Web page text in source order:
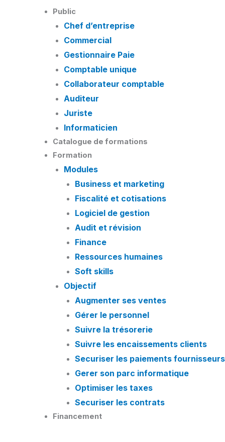
Public
Chef d’entreprise
Commercial
Gestionnaire Paie
Comptable unique
Collaborateur comptable
Auditeur
Juriste
Informaticien
Catalogue de formations
Formation
Modules
Business et marketing
Fiscalité et cotisations
Logiciel de gestion
Audit et révision
Finance
Ressources humaines
Soft skills
Objectif
Augmenter ses ventes
Gérer le personnel
Suivre la trésorerie
Suivre les encaissements clients
Securiser les paiements fournisseurs
Gerer son parc informatique
Optimiser les taxes
Securiser les contrats
Financement